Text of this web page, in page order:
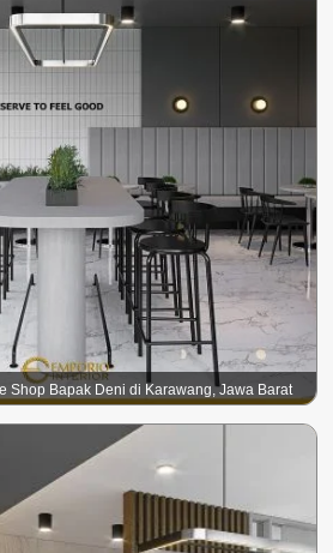
Shop Bapak Deni di Karawang, Jawa Barat